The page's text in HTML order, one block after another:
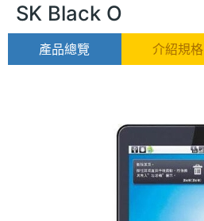
SK Black O
產品總覽 介紹規格